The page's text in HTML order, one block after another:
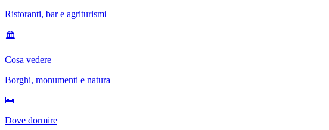
Ristoranti, bar e agriturismi
🏛
Cosa vedere
Borghi, monumenti e natura
🛌
Dove dormire